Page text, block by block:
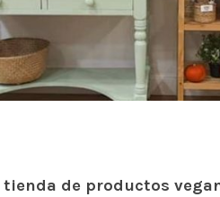
tienda de productos